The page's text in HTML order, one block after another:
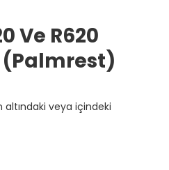
Ve R620
(palmrest)
altındaki veya içindeki